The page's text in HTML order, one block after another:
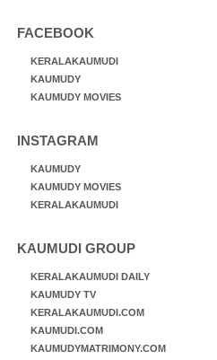
FACEBOOK
KERALAKAUMUDI
KAUMUDY
KAUMUDY MOVIES
INSTAGRAM
KAUMUDY
KAUMUDY MOVIES
KERALAKAUMUDI
KAUMUDI GROUP
KERALAKAUMUDI DAILY
KAUMUDY TV
KERALAKAUMUDI.COM
KAUMUDI.COM
KAUMUDYMATRIMONY.COM